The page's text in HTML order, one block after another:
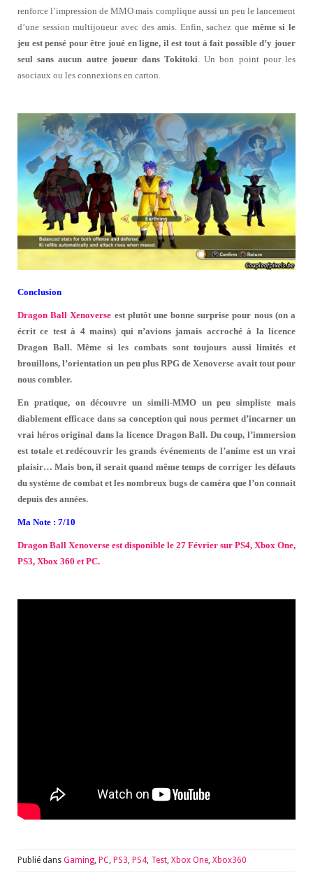
renforce l’impression de MMO mais complique aussi un peu le lancement
d’une session multijoueur avec des amis. Enfin, sachez que même si le
jeu est pensé pour être joué en ligne, il est tout à fait possible d’y jouer
seul sans aucun autre joueur dans Tokitoki. Un bon point pour les
asociaux ou les connexions en carton.
Conclusion
Dragon Ball Xenoverse est plutôt une bonne surprise pour nous (on a
écrit ce test à 4 mains) qui n’avions jamais accroché à la licence
Dragon Ball. Même si les combats sont toujours aussi limités et
brouillons, l’orientation un peu plus RPG de Xenoverse avait tout pour
nous combler.
En pratique, on découvre un simili-MMO un peu simpliste mais
diablement efficace dans sa conception qui nous permet d’incarner un
vrai héros original dans la licence Dragon Ball. Du coup, l’immersion
est totale et redécouvrir les grands événements de l’anime est un vrai
plaisir… Mais bon, il serait quand même temps de corriger les défauts
du système de combat et les nombreux bugs de caméra que l’on connait
depuis des années.
Ma Note : 7/10
Dragon Ball Xenoverse est disponible le 27 Février sur PS4, Xbox One,
PS3, Xbox 360 et PC.
Publié dans Gaming PC PS3 PS4 Test Xbox One Xbox360